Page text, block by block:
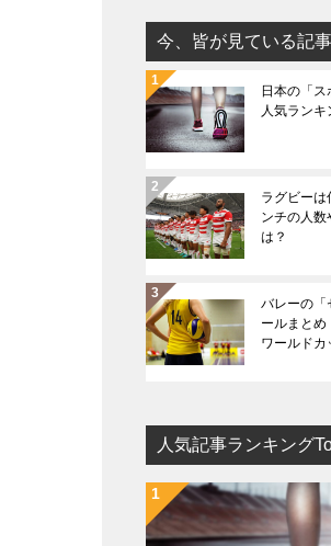
今、皆が見ている記
日本の「ス
人気ランキ
ラグビーは
ンチの人数
は？
バレーの「
ールまとめ
ワールドカ
人気記事ランキング